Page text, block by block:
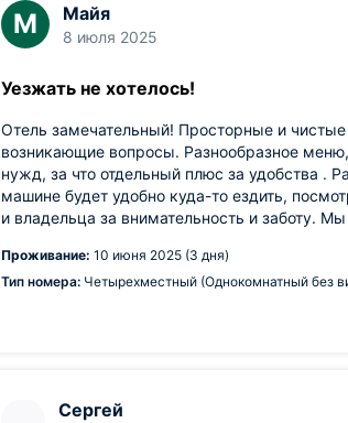
М Майя
8 июля 2025
Уезжать не хотелось!
Отель замечательный! Просторные и
возникающие вопросы. Разнообразное
нужд, за что отдельный плюс за удобства .
машине будет удобно куда-то ездить,
и владельца за внимательность и заботу.
Проживание: 10 июня 2025 (3 дня)
Тип номера: Четырехместный (Однокомнатный без
Сергей